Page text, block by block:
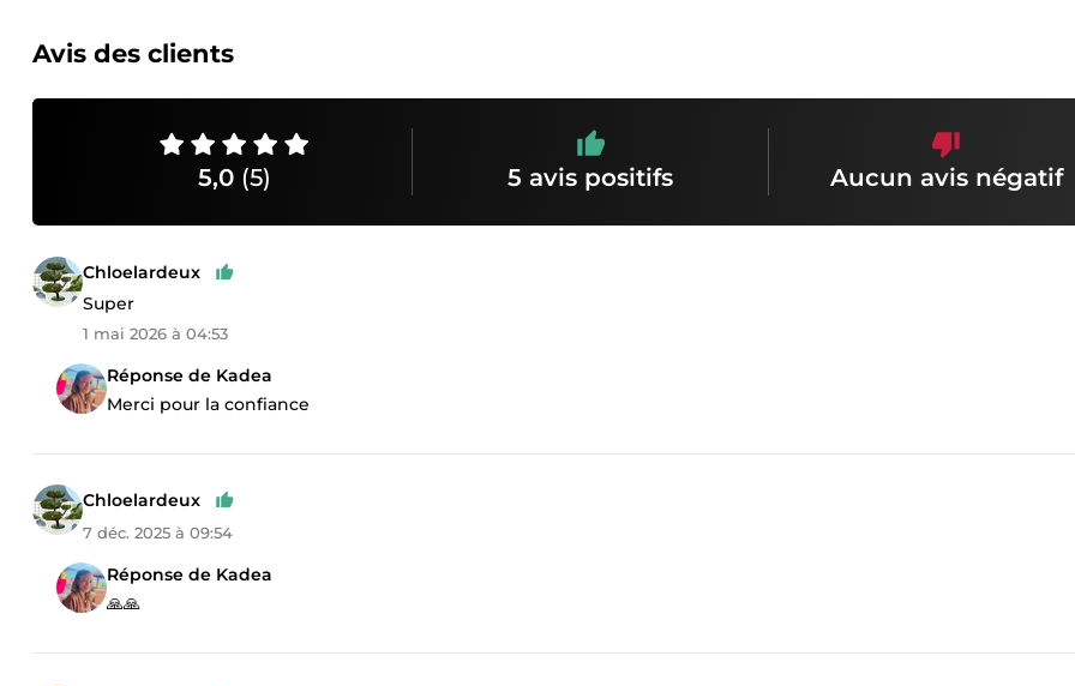
Avis des clients
5,0 (5) 5 avis positifs Aucun avis négatif
Chloelardeux
Super
1 mai 2026 à 04:53
Réponse de Kadea
Merci pour la confiance
Chloelardeux
7 déc. 2025 à 09:54
Réponse de Kadea
🙏🙏